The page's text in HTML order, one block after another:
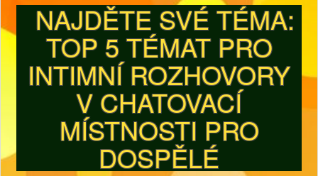
NAJDĚTE SVÉ TÉMA:
TOP 5 TÉMAT PRO
INTIMNÍ ROZHOVORY
V CHATOVACÍ
MÍSTNOSTI PRO
DOSPĚLÉ